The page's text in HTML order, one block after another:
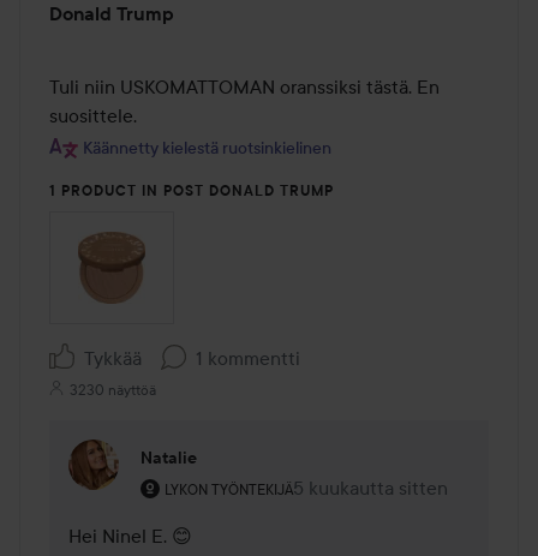
1
5
Donald Trump
Tuli niin USKOMATTOMAN oranssiksi tästä. En
suosittele.
Käännetty kielestä ruotsinkielinen
1 PRODUCT IN POST DONALD TRUMP
Tykkää 1 kommentti
3230 näyttöä
Natalie
LYKON TYÖNTEKIJÄ
Käyttäjän rooli: Lykon työntekijä.
5 kuukautta sitten
Kommentti lisättiin 5
Hei Ninel E. 😊